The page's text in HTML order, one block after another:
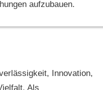
aufzubauen.
Innovation,
Als